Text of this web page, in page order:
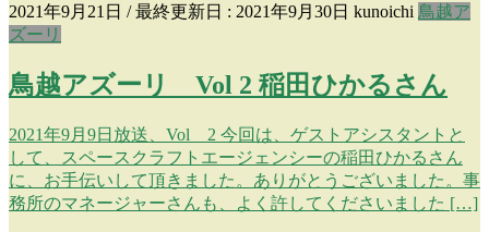
2021年9月21日 / 最終更新日 : 2021年9月30日 kunoichi 鳥越ア
ズーリ
鳥越アズーリ Vol 2 稲田ひかるさん
2021年9月9日放送、Vol 2 今回は、ゲストアシスタントと
して、スペースクラフトエージェンシーの稲田ひかるさん
に、お手伝いして頂きました。ありがとうございました。事
務所のマネージャーさんも、よく許してくださいました […]